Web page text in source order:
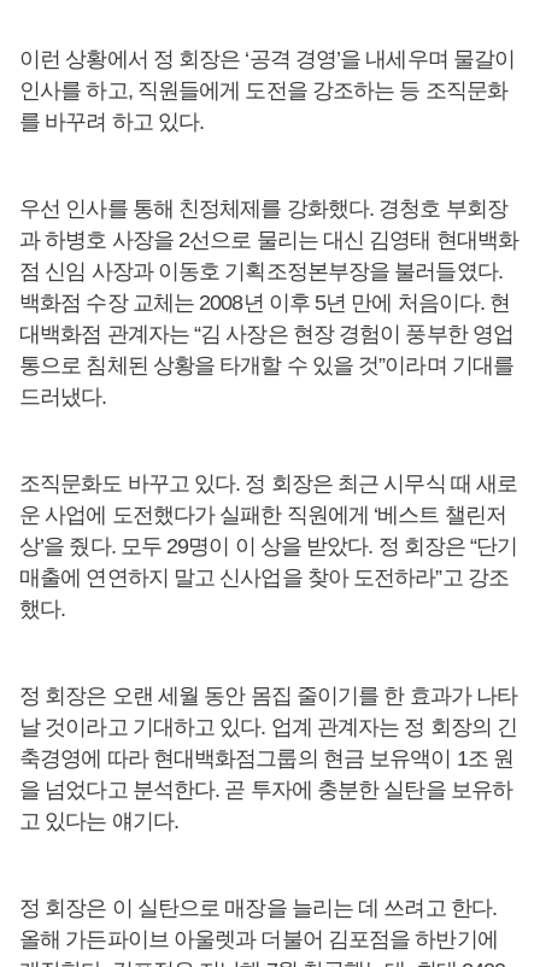
이런 상황에서 정 회장은 ‘공격 경영’을 내세우며 물갈이
인사를 하고, 직원들에게 도전을 강조하는 등 조직문화
를 바꾸려 하고 있다.
우선 인사를 통해 친정체제를 강화했다. 경청호 부회장
과 하병호 사장을 2선으로 물리는 대신 김영태 현대백화
점 신임 사장과 이동호 기획조정본부장을 불러들였다.
백화점 수장 교체는 2008년 이후 5년 만에 처음이다. 현
대백화점 관계자는 “김 사장은 현장 경험이 풍부한 영업
통으로 침체된 상황을 타개할 수 있을 것”이라며 기대를
드러냈다.
조직문화도 바꾸고 있다. 정 회장은 최근 시무식 때 새로
운 사업에 도전했다가 실패한 직원에게 ‘베스트 챌린저
상’을 줬다. 모두 29명이 이 상을 받았다. 정 회장은 “단기
매출에 연연하지 말고 신사업을 찾아 도전하라”고 강조
했다.
정 회장은 오랜 세월 동안 몸집 줄이기를 한 효과가 나타
날 것이라고 기대하고 있다. 업계 관계자는 정 회장의 긴
축경영에 따라 현대백화점그룹의 현금 보유액이 1조 원
을 넘었다고 분석한다. 곧 투자에 충분한 실탄을 보유하
고 있다는 얘기다.
정 회장은 이 실탄으로 매장을 늘리는 데 쓰려고 한다.
올해 가든파이브 아울렛과 더불어 김포점을 하반기에